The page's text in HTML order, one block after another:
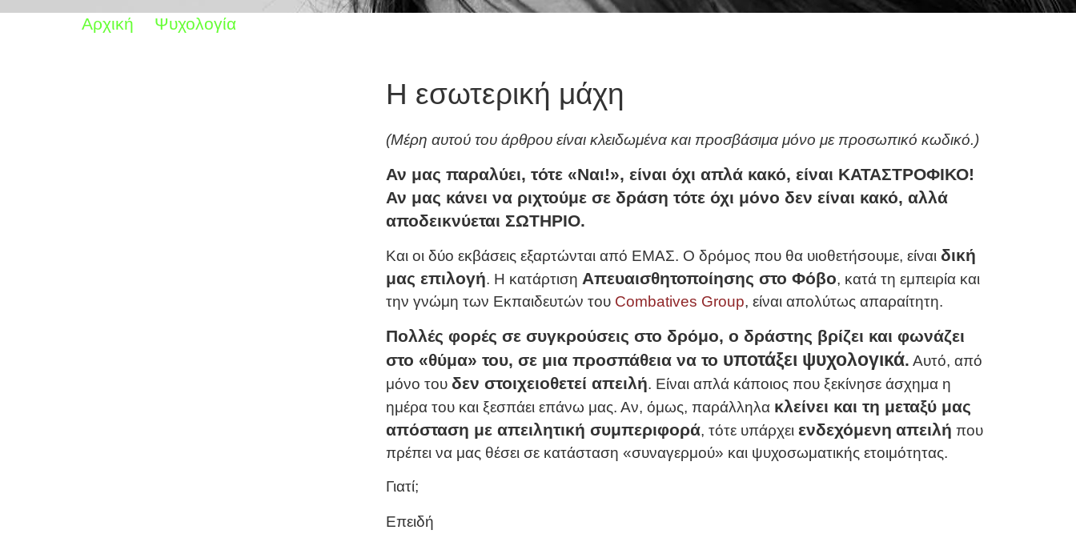
Αρχική Ψυχολογία
Η εσωτερική μάχη
(Μέρη αυτού του άρθρου είναι κλειδωμένα και προσβάσιμα μόνο με προσωπικό κωδικό.)
Αν μας παραλύει, τότε «Ναι!», είναι όχι απλά κακό, είναι ΚΑΤΑΣΤΡΟΦΙΚΟ!
Αν μας κάνει να ριχτούμε σε δράση τότε όχι μόνο δεν είναι κακό, αλλά
αποδεικνύεται ΣΩΤΗΡΙΟ.
Και οι δύο εκβάσεις εξαρτώνται από ΕΜΑΣ. Ο δρόμος που θα υιοθετήσουμε, είναι δική
μας επιλογή. Η κατάρτιση Απευαισθητοποίησης στο Φόβο, κατά τη εμπειρία και
την γνώμη των Εκπαιδευτών του Combatives Group, είναι απολύτως απαραίτητη.
Πολλές φορές σε συγκρούσεις στο δρόμο, ο δράστης βρίζει και φωνάζει
στο «θύμα» του, σε μια προσπάθεια να το υποτάξει ψυχολογικά. Αυτό, από
μόνο του δεν στοιχειοθετεί απειλή. Είναι απλά κάποιος που ξεκίνησε άσχημα η
ημέρα του και ξεσπάει επάνω μας. Αν, όμως, παράλληλα κλείνει και τη μεταξύ μας
απόσταση με απειλητική συμπεριφορά, τότε υπάρχει ενδεχόμενη απειλή που
πρέπει να μας θέσει σε κατάσταση «συναγερμού» και ψυχοσωματικής ετοιμότητας.
Γιατί;
Επειδή